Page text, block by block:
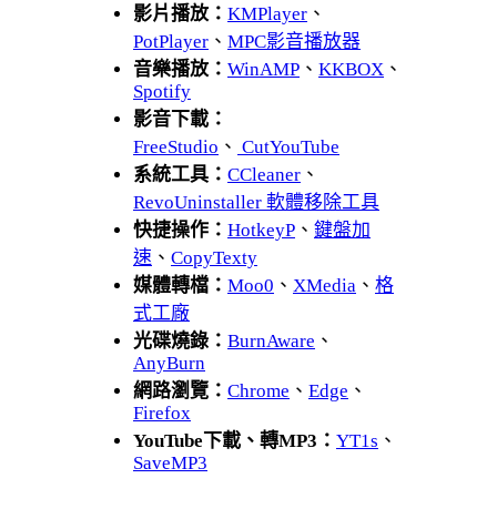
影片播放： KMPlayer 、
PotPlayer 、 MPC影音播放器
音樂播放： WinAMP 、 KKBOX 、
Spotify
影音下載：
FreeStudio 、 CutYouTube
系統工具： CCleaner 、
RevoUninstaller 軟體移除工具
快捷操作： HotkeyP 、 鍵盤加
速 、 CopyTexty
媒體轉檔： Moo0 、 XMedia 、 格
式工廠
光碟燒錄： BurnAware 、
AnyBurn
網路瀏覽： Chrome 、 Edge 、
Firefox
YouTube下載、轉MP3： YT1s 、
SaveMP3